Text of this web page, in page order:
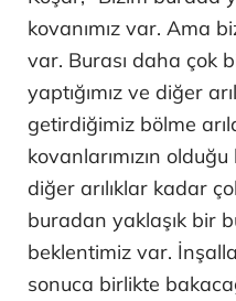
kovanımız var. Ama
var. Burası daha çok
yaptığımız ve diğer
getirdiğimiz bölme
kovanlarımızın
diğer arılıklar kadar
buradan yaklaşık bir
beklentimiz var.
sonuca birlikte